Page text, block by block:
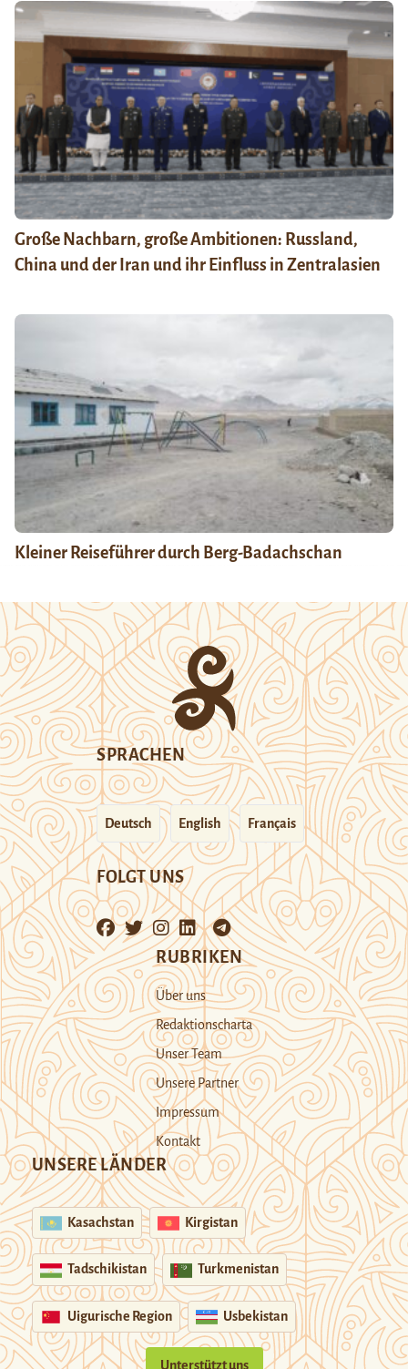
Große Nachbarn, große Ambitionen: Russland,
China und der Iran und ihr Einfluss in Zentralasien
Kleiner Reiseführer durch Berg-Badachschan
SPRACHEN
Deutsch English Français
FOLGT UNS
RUBRIKEN
Über uns
Redaktionscharta
Unser Team
Unsere Partner
Impressum
Kontakt
UNSERE LÄNDER
Kasachstan Kirgistan
Tadschikistan Turkmenistan
Uigurische Region Usbekistan
Unterstützt uns